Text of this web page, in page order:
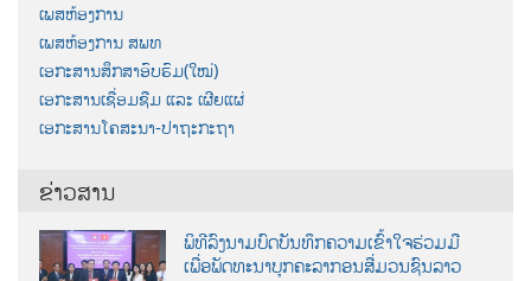
ເພສຫ້ອງການ
ເພສຫ້ອງການ ສພທ
ເອກະສານສຶກສາອົບຮົມ(ໃໝ່)
ເອກະສານເຊື່ອມຊືມ ແລະ ເຜີຍແຜ່
ເອກະສານໂຄສະນາ-ປາຖະກະຖາ
ຂ່າວສານ
ພິທີລົງນາມບົດບັນທຶກຄວາມເຂົ້າໃຈຮ່ວມມື
ເພື່ອພັດທະນາບຸກຄະລາກອນສື່ມວນຊົນລາວ